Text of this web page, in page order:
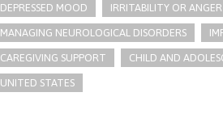
DEPRESSED MOOD IRRITABILITY OR
MANAGING NEUROLOGICAL DISORDERS
CAREGIVING SUPPORT CHILD AND
UNITED STATES